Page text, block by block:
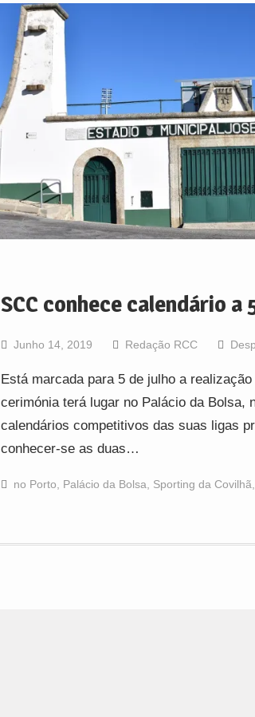
SCC conhece calendário a
Junho 14, 2019 Redação RCC
Está marcada para 5 de julho a
cerimónia terá lugar no Palácio da Bolsa,
calendários competitivos das suas ligas
conhecer-se as duas…
no Porto, Palácio da Bolsa, Sporting da Covilhã,